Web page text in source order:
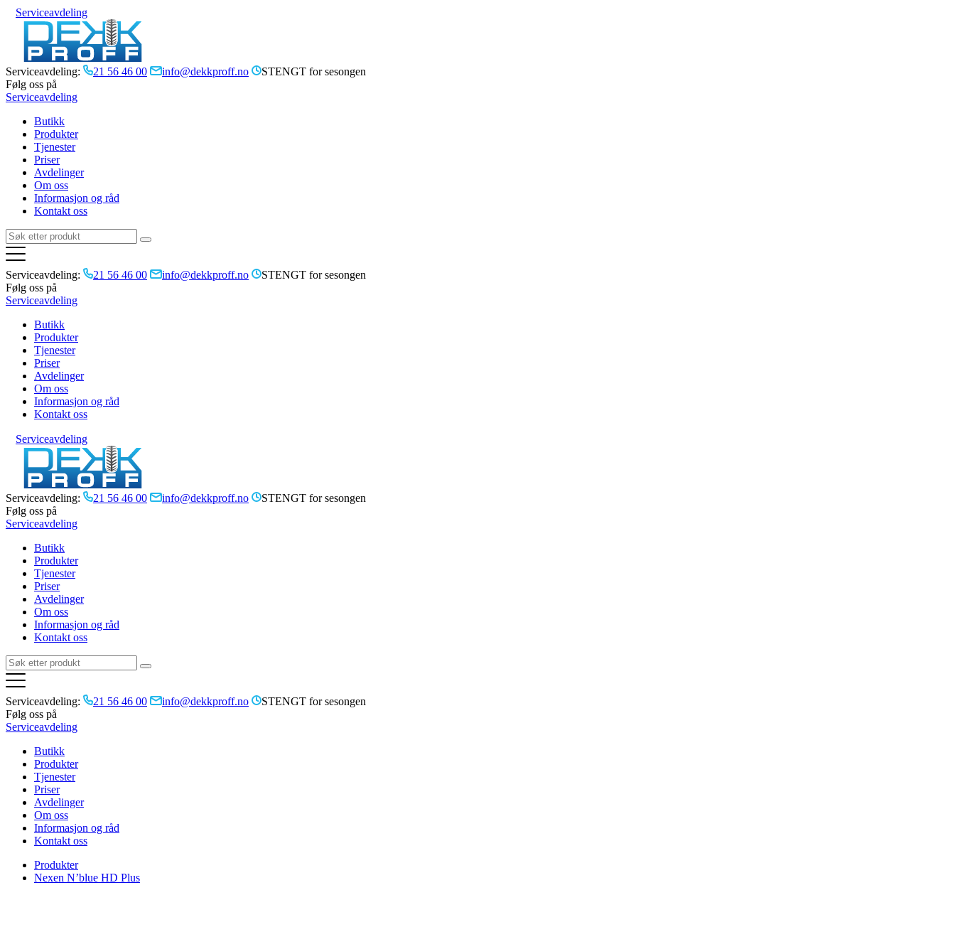
Serviceavdeling
Serviceavdeling: 21 56 46 00 info@dekkproff.no
STENGT for sesongen
Følg oss på
Serviceavdeling
Butikk
Produkter
Tjenester
Priser
Avdelinger
Om oss
Informasjon og råd
Kontakt oss
Serviceavdeling: 21 56 46 00 info@dekkproff.no
STENGT for sesongen
Følg oss på
Serviceavdeling
Butikk
Produkter
Tjenester
Priser
Avdelinger
Om oss
Informasjon og råd
Kontakt oss
Serviceavdeling
Serviceavdeling: 21 56 46 00 info@dekkproff.no
STENGT for sesongen
Følg oss på
Serviceavdeling
Butikk
Produkter
Tjenester
Priser
Avdelinger
Om oss
Informasjon og råd
Kontakt oss
Serviceavdeling: 21 56 46 00 info@dekkproff.no
STENGT for sesongen
Følg oss på
Serviceavdeling
Butikk
Produkter
Tjenester
Priser
Avdelinger
Om oss
Informasjon og råd
Kontakt oss
Produkter
Nexen N’blue HD Plus